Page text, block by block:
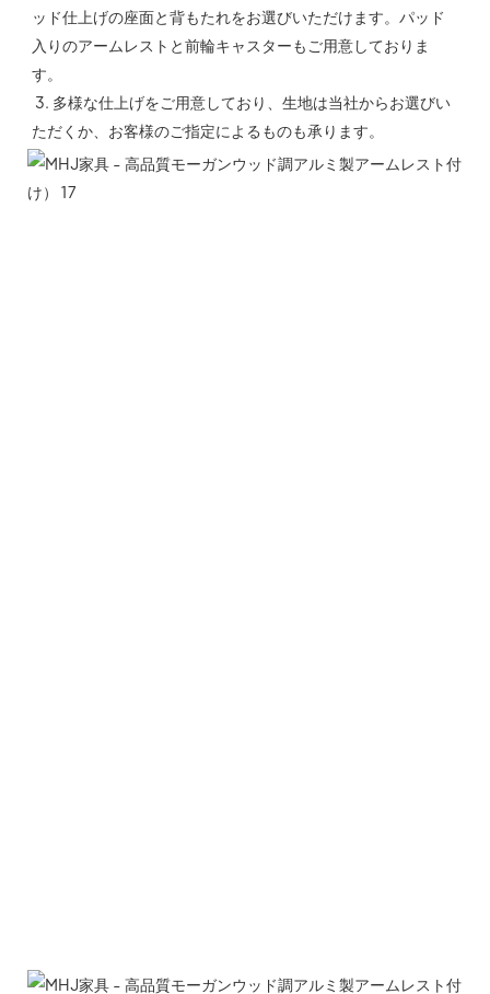
ッド仕上げの座面と背もたれをお選びいただけます。パッド
入りのアームレストと前輪キャスターもご用意しておりま
す。
3. 多様な仕上げをご用意しており、生地は当社からお選びい
ただくか、お客様のご指定によるものも承ります。